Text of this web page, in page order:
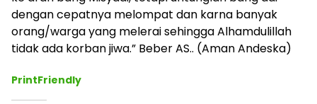
dengan cepatnya melompat dan karna banyak
orang/warga yang melerai sehingga Alhamdulillah
tidak ada korban jiwa.” Beber AS.. (Aman Andeska)
PrintFriendly